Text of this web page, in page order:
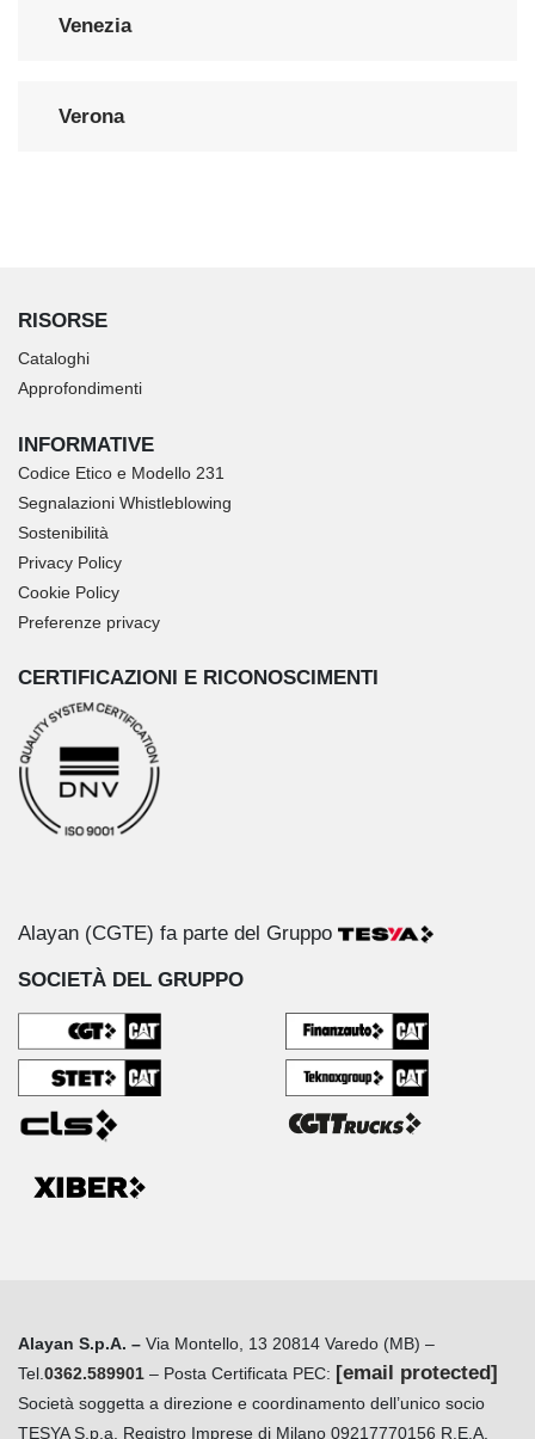
Venezia
Verona
RISORSE
Cataloghi
Approfondimenti
INFORMATIVE
Codice Etico e Modello 231
Segnalazioni Whistleblowing
Sostenibilità
Privacy Policy
Cookie Policy
Preferenze privacy
CERTIFICAZIONI E RICONOSCIMENTI
Alayan (CGTE) fa parte del Gruppo
SOCIETÀ DEL GRUPPO
Alayan S.p.A. – Via Montello, 13 20814 Varedo (MB) –
Tel. 0362.589901 – Posta Certificata PEC: [email protected]
Società soggetta a direzione e coordinamento dell’unico socio
TESYA S.p.a. Registro Imprese di Milano 09217770156 R.E.A.